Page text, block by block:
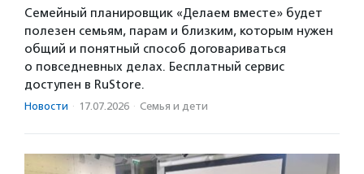
Семейный планировщик «Делаем вместе» будет
полезен семьям, парам и близким, которым нужен
общий и понятный способ договариваться
о повседневных делах. Бесплатный сервис
доступен в RuStore.
Новости · 17.07.2026 · Семья и дети